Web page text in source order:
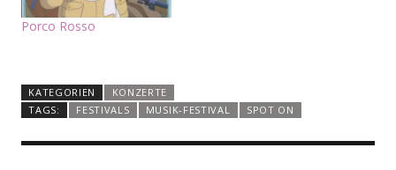
Porco Rosso
KATEGORIEN
KONZERTE
TAGS:
FESTIVALS MUSIK-FESTIVAL SPOT ON